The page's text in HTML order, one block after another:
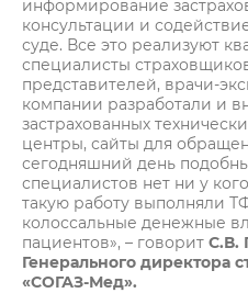
информирование
консультации и
суде. Все это реализуют
специалисты
представителей, врачи-
компании разработали и
застрахованных
центры, сайты для
сегодняшний день
специалистов нет ни у
такую работу выполняли
колоссальные денежные
пациентов», – говорит С.В.
Генерального директора
«СОГАЗ-Мед».